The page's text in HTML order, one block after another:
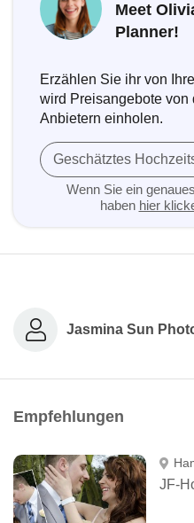
Meet
Planner!
Erzählen Sie ihr von
wird Preisangebote von
Anbietern einholen.
Geschätztes
Wenn Sie ein
haben hier
Jasmina Sun
Empfehlungen
JF-